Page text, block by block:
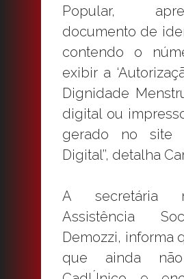
Popular,
documento de
contendo o
exibir a
Dignidade
digital ou
gerado no site
Digital’’, detalha
A secretária
Assistência
Demozzi, informa
que ainda